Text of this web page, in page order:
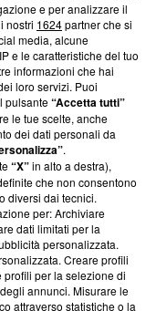
su Blasting
ci impegniamo a
aderenza a
News non è
di farne
una verifica di
e per analizzare il
nostri 1624partner che si
media, alcune
e le caratteristiche del tuo
informazioni che hai
loro servizi. Puoi
pulsante“Accetta tutti”
le tue scelte, anche
dei dati personali da
.
“X”in alto a destra),
che non consentono
diversi dai tecnici.
per: Archiviare
dati limitati per la
personalizzata.
Creare profili
per la selezione di
annunci. Misurare le
attraverso statistiche o la